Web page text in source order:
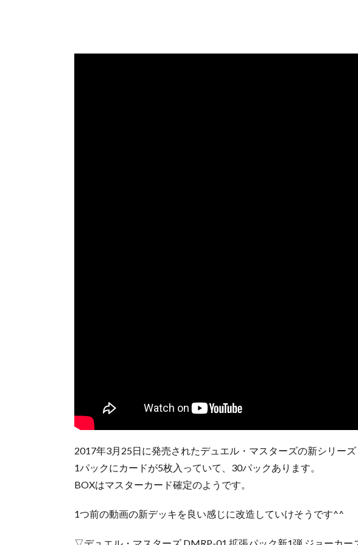
2017年3月25日に発売されたデュエル・マスターズの新シリー
1パックにカードが5枚入っていて、30パックあります。
BOXはマスターカード確定のようです。
1つ前の動画の新デッキを良い感じに改造していけそうです^^